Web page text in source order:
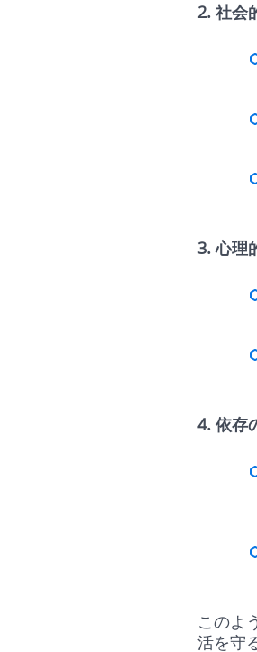
2. 社会
3. 心理
4. 依存
このよ
活を守